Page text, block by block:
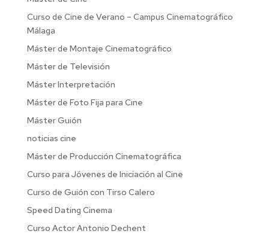
Curso de Cine de Verano – Campus Cinematográfico
Málaga
Máster de Montaje Cinematográfico
Máster de Televisión
Máster Interpretación
Máster de Foto Fija para Cine
Máster Guión
noticias cine
Máster de Producción Cinematográfica
Curso para Jóvenes de Iniciación al Cine
Curso de Guión con Tirso Calero
Speed Dating Cinema
Curso Actor Antonio Dechent